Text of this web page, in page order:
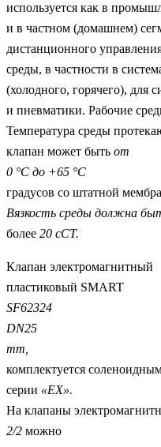
используется как в
и в частном (домашнем)
дистанционного
среды, в частности в
(холодного, горячего), для
и пневматики. Рабочие
Температура среды
клапан может быть от
0 °С до +65 °С
градусов со штатной
Вязкость среды должна
более 20 сСТ.
Клапан электромагнитный
пластиковый SMART
SF62324
DN25
mm,
комплектуется
серии «EX».
На клапаны
2/2 можно